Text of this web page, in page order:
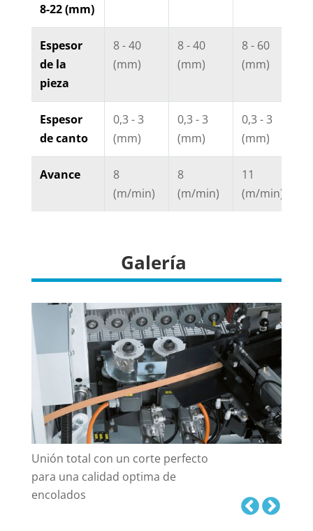
8-22 (mm)
Espesor
de la
pieza
8 - 40
(mm)
8 - 40
(mm)
8 - 60
(mm)
Espesor
de canto
0,3 - 3
(mm)
0,3 - 3
(mm)
0,3 - 3
(mm)
Avance
8
(m/min)
8
(m/min)
11
(m/min)
Galería
Unión total con un corte perfecto
para una calidad optima de
encolados